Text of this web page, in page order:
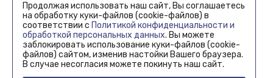
Продолжая использовать наш сайт, Вы соглашаетесь
на обработку куки-файлов (cookie-файлов) в
соответствии с Политикой конфиденциальности и
обработкой персональных данных. Вы можете
заблокировать использование куки-файлов (cookie-
файлов) сайтом, изменив настойки Вашего браузера.
В случае несогласия можете покинуть наш сайт.